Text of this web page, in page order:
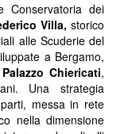
dei
Villa, storico
alle Scuderie del
a Bergamo,
Chiericati,
Una strategia
messa in rete
nella dimensione